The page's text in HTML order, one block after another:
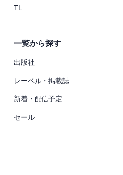
TL
一覧から探す
出版社
レーベル・掲載誌
新着・配信予定
セール